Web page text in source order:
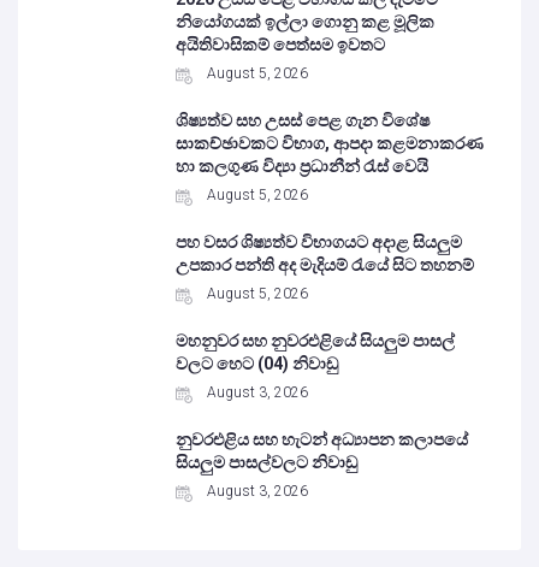
නියෝගයක් ඉල්ලා ගොනු කළ මූලික
අයිතිවාසිකම් පෙත්සම ඉවතට
August 5, 2026
ශිෂ්‍යත්ව සහ උසස් පෙළ ගැන විශේෂ
සාකච්ඡාවකට විභාග, ආපදා කළමනාකරණ
හා කලගුණ විද්‍යා ප්‍රධානීන් රැස් වෙයි
August 5, 2026
පහ වසර ශිෂ්‍යත්ව විභාගයට අදාළ සියලුම
උපකාර පන්ති අද මැදියම් රැයේ සිට තහනම්
August 5, 2026
මහනුවර සහ නුවරඑළියේ සියලුම පාසල්
වලට හෙට (04) නිවාඩු
August 3, 2026
නුවරඑළිය සහ හැටන් අධ්‍යාපන කලාපයේ
සියලුම පාසල්වලට නිවාඩු
August 3, 2026